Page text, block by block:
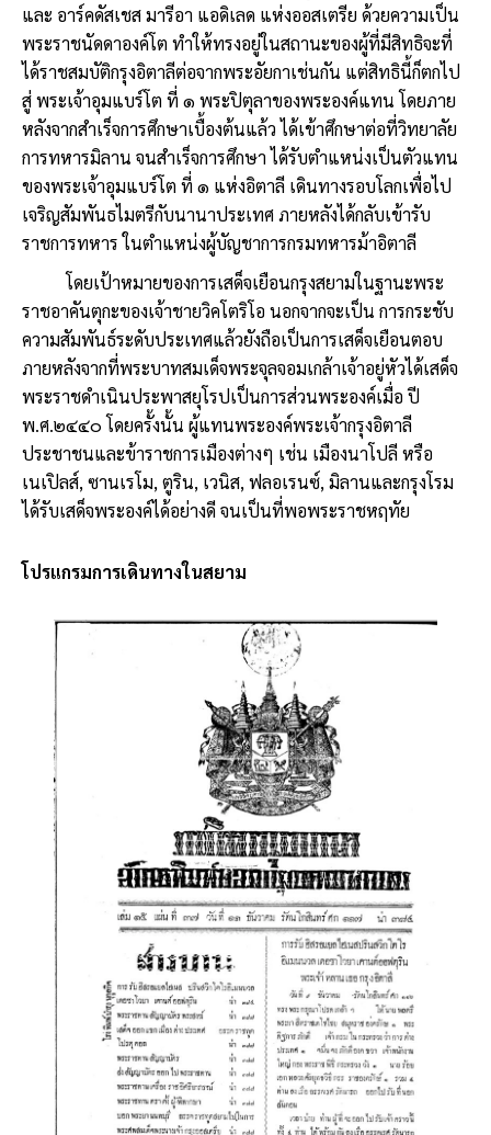
และ อาร์คดัสเชส มารีอา แอดิเลด แห่งออสเตรีย ด้วยความเป็น
พระราชนัดดาองค์โต ทำให้ทรงอยู่ในสถานะของผู้ที่มีสิทธิจะที่
ได้ราชสมบัติกรุงอิตาลีต่อจากพระอัยกาเช่นกัน แต่สิทธินี้ก็ตกไป
สู่ พระเจ้าอุมแบร์โต ที่ ๑ พระปิตุลาของพระองค์แทน โดยภาย
หลังจากสำเร็จการศึกษาเบื้องต้นแล้ว ได้เข้าศึกษาต่อที่วิทยาลัย
การทหารมิลาน จนสำเร็จการศึกษา ได้รับตำแหน่งเป็นตัวแทน
ของพระเจ้าอุมแบร์โต ที่ ๑ แห่งอิตาลี เดินทางรอบโลกเพื่อไป
เจริญสัมพันธไมตรีกับนานาประเทศ ภายหลังได้กลับเข้ารับ
ราชการทหาร ในตำแหน่งผู้บัญชาการกรมทหารม้าอิตาลี
โดยเป้าหมายของการเสด็จเยือนกรุงสยามในฐานะพระ
ราชอาคันตุกะของเจ้าชายวิคโตริโอ นอกจากจะเป็น การกระชับ
ความสัมพันธ์ระดับประเทศแล้วยังถือเป็นการเสด็จเยือนตอบ
ภายหลังจากที่พระบาทสมเด็จพระจุลจอมเกล้าเจ้าอยู่หัวได้เสด็จ
พระราชดำเนินประพาสยุโรปเป็นการส่วนพระองค์เมื่อ ปี
พ.ศ.๒๔๔๐ โดยครั้งนั้น ผู้แทนพระองค์พระเจ้ากรุงอิตาลี
ประชาชนและข้าราชการเมืองต่างๆ เช่น เมืองนาโปลี หรือ
เนเปิลส์, ซานเรโม, ตูริน, เวนิส, ฟลอเรนซ์, มิลานและกรุงโรม
ได้รับเสด็จพระองค์ได้อย่างดี จนเป็นที่พอพระราชหฤทัย
โปรแกรมการเดินทางในสยาม